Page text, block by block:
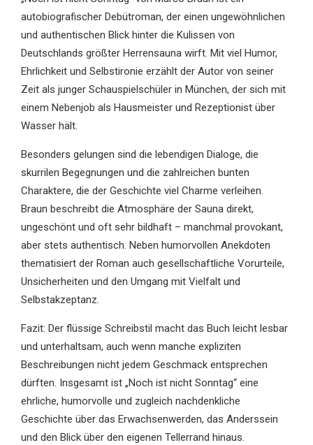
autobiografischer Debütroman, der einen ungewöhnlichen
und authentischen Blick hinter die Kulissen von
Deutschlands größter Herrensauna wirft. Mit viel Humor,
Ehrlichkeit und Selbstironie erzählt der Autor von seiner
Zeit als junger Schauspielschüler in München, der sich mit
einem Nebenjob als Hausmeister und Rezeptionist über
Wasser hält.
Besonders gelungen sind die lebendigen Dialoge, die
skurrilen Begegnungen und die zahlreichen bunten
Charaktere, die der Geschichte viel Charme verleihen.
Braun beschreibt die Atmosphäre der Sauna direkt,
ungeschönt und oft sehr bildhaft – manchmal provokant,
aber stets authentisch. Neben humorvollen Anekdoten
thematisiert der Roman auch gesellschaftliche Vorurteile,
Unsicherheiten und den Umgang mit Vielfalt und
Selbstakzeptanz.
Fazit: Der flüssige Schreibstil macht das Buch leicht lesbar
und unterhaltsam, auch wenn manche expliziten
Beschreibungen nicht jedem Geschmack entsprechen
dürften. Insgesamt ist „Noch ist nicht Sonntag“ eine
ehrliche, humorvolle und zugleich nachdenkliche
Geschichte über das Erwachsenwerden, das Anderssein
und den Blick über den eigenen Tellerrand hinaus.